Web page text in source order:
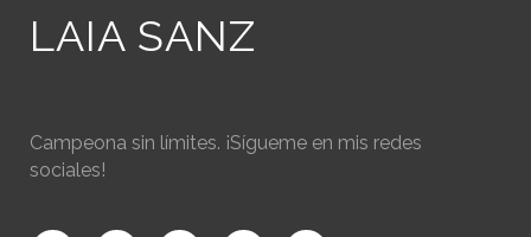
LAIA SANZ
Campeona sin límites. ¡Sígueme en mis redes
sociales!